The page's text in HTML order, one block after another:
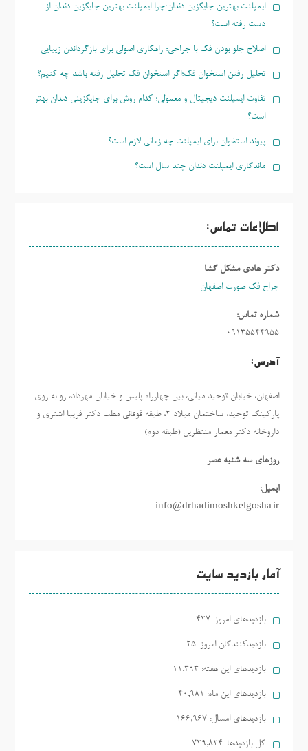
ایمپلنت بهترین جایگزین دندان؛چرا ایمپلنت بهترین جایگزین دندان از
دست رفته است؟
اصلاح جلو بودن فک با جراحی؛ راهکاری اصولی برای بازگرداندن زیبایی
تحلیل رفتن استخوان فک؛اگر استخوان فک تحلیل رفته باشد چه کنیم؟
تفاوت ایمپلنت دیجیتال و معمولی؛ کدام روش برای جایگزینی دندان بهتر
است؟
پیوند استخوان برای ایمپلنت چه زمانی لازم است؟
ماندگاری ایمپلنت دندان چند سال است؟
اطلاعات تماس:
دکتر هادی مشکل گشا
جراح فک صورت اصفهان
شماره تماس:
09135544955
آدرس:
اصفهان، خیابان توحید میانی، بین چهارراه پلیس و خیابان مهرداد، رو به روی
پارکینگ توحید، ساختمان میلاد ٢، طبقه فوقانی مطب دکتر فریبا اشتری و
داروخانه دکتر معمار منتظرین (طبقه دوم)
روزهاي سه شنبه عصر
ایمیل:
info@drhadimoshkelgosha.ir
آمار بازدید سایت
بازدیدهای امروز: 427
بازدیدکنندگان امروز: 25
بازدیدهای این هفته: 11,393
بازدیدهای این ماه: 40,981
بازدیدهای امسال: 166,967
کل بازدیدها: 729,824